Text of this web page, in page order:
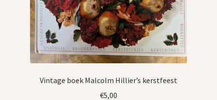
Vintage boek Malcolm Hillier’s kerstfeest
€5,00